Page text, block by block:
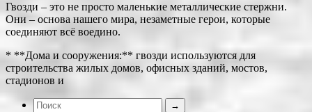
Гвозди – это не просто маленькие металлические стержни.
Они – основа нашего мира, незаметные герои, которые
соединяют всё воедино.
* **Дома и сооружения:** гвозди используются для
строительства жилых домов, офисных зданий, мостов,
стадионов и